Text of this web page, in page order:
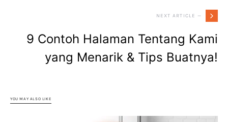
NEXT ARTICLE —
9 Contoh Halaman Tentang Kami
yang Menarik & Tips Buatnya!
YOU MAY ALSO LIKE